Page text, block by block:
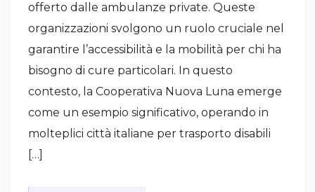
offerto dalle ambulanze private. Queste
organizzazioni svolgono un ruolo cruciale nel
garantire l’accessibilità e la mobilità per chi ha
bisogno di cure particolari. In questo
contesto, la Cooperativa Nuova Luna emerge
come un esempio significativo, operando in
molteplici città italiane per trasporto disabili
[…]